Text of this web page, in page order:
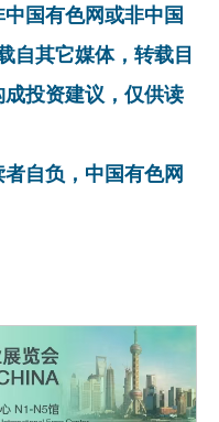
国有色网或非中国
自其它媒体，转载目
投资建议，仅供读
自负，中国有色网